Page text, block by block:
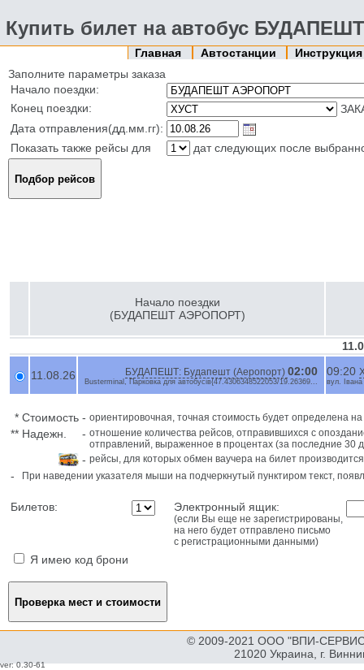
Купить билет на автобус
Главная Автостанции
Заполните параметры заказа
Начало поездки:
Конец поездки:
Дата отправления(дд.мм.гг):
Показать также рейсы для
дат следующих после
Начало поездки
(БУДАПЕШТ АЭРОПОРТ)
11.08.26 БУДАПЕШТ: Будапешт (Аеропорт) 02:00
Busterminal, Парковка для автобусів{47.4306348522053/19.26369...
09:20
вул.
* Стоимость - ориентировочная, точная стоимость будет определена
** Надежн. - отношение количества рейсов, отправившихся с
отправлений, выраженное в процентах (за последние 30
- рейсы, для которых обмен ваучера на билет
- При наведении указателя мыши на подчеркнутый пунктиром текст,
Билетов: Электронный ящик:
(если Вы еще не зарегистрированы,
на него будет отправлено письмо
с регистрационными данными)
Я имею код брони
© 2009-2021 ООО "ВПИ-
21020 Украина, г.
ver: 0.30-61